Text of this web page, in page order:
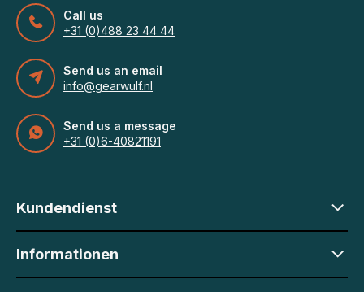
Call us
+31 (0)488 23 44 44
Send us an email
info@gearwulf.nl
Send us a message
+31 (0)6-40821191
Kundendienst
Informationen